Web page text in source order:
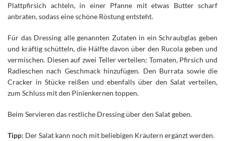
Plattpfirsich achteln, in einer Pfanne mit etwas Butter scharf
anbraten, sodass eine schöne Röstung entsteht.
Für das Dressing alle genannten Zutaten in ein Schraubglas geben
und kräftig schütteln, die Hälfte davon über den Rucola geben und
vermischen. Diesen auf zwei Teller verteilen; Tomaten, Pfirsich und
Radieschen nach Geschmack hinzufügen. Den Burrata sowie die
Cracker in Stücke reißen und ebenfalls über den Salat verteilen,
zum Schluss mit den Pinienkernen toppen.
Beim Servieren das restliche Dressing über den Salat geben.
Tipp: Der Salat kann noch mit beliebigen Kräutern ergänzt werden.